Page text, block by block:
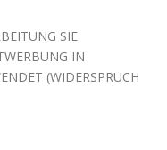
SIE
IN
(WIDERSPRUCH